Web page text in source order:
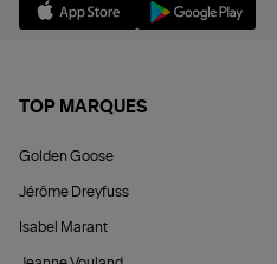
TOP MARQUES
Golden Goose
Jérôme Dreyfuss
Isabel Marant